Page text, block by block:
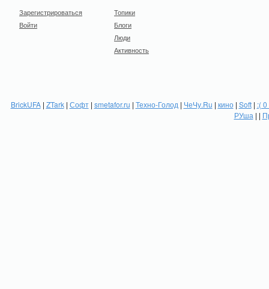
Зарегистрироваться
Войти
Топики
Блоги
Люди
Активность
BrickUFA| ZTark| Софт| smetafor.ru | Техно-Голод | ЧеЧу.Ru | кино| Soft| :(
РУша | |